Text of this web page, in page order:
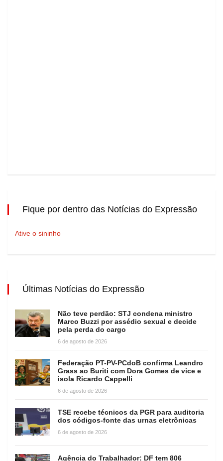
Fique por dentro das Notícias do Expressão
Ative o sininho
Últimas Notícias do Expressão
Não teve perdão: STJ condena ministro
Marco Buzzi por assédio sexual e decide
pela perda do cargo
6 de agosto de 2026
Federação PT-PV-PCdoB confirma Leandro
Grass ao Buriti com Dora Gomes de vice e
isola Ricardo Cappelli
6 de agosto de 2026
TSE recebe técnicos da PGR para auditoria
dos códigos-fonte das urnas eletrônicas
6 de agosto de 2026
Agência do Trabalhador: DF tem 806